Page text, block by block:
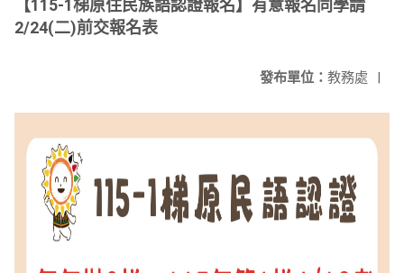
【115-1梯原住民族語認證報名】有意報名同學請
2/24(二)前交報名表
發布單位： 教務處 |